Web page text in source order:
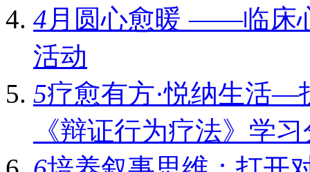
4 月圆心愈暖 ——临床
活动
5疗愈有方·悦纳生活—
《辩证行为疗法》学